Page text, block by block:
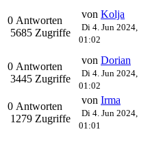
0 Antworten
5685 Zugriffe
von Kolja
Di 4. Jun 2024,
01:02
0 Antworten
3445 Zugriffe
von Dorian
Di 4. Jun 2024,
01:02
0 Antworten
1279 Zugriffe
von Irma
Di 4. Jun 2024,
01:01